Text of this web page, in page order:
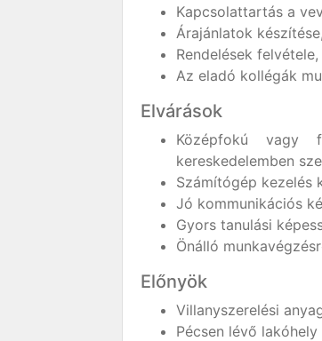
Kapcsolattartás a
Árajánlatok
Rendelések
Az eladó kollégák
Elvárások
Középfokú vagy
kereskedelemben
Számítógép kezelés
Jó kommunikációs
Gyors tanulási
Önálló
Előnyök
Villanyszerelési
Pécsen lévő lakóhely